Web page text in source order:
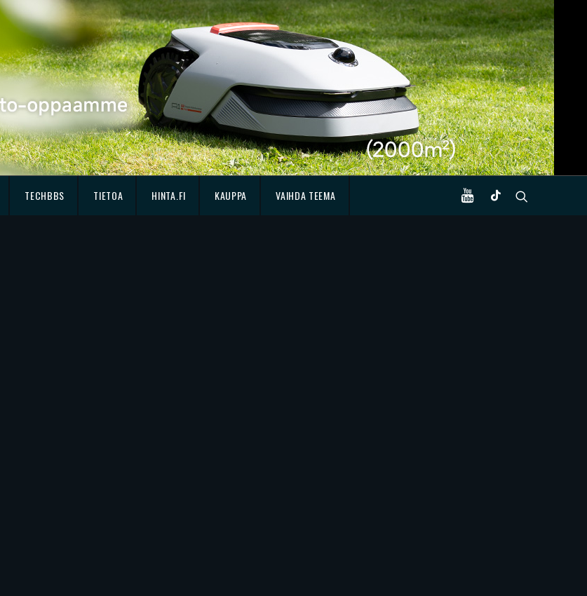
TECHBBS TIETOA HINTA.FI KAUPPA VAIHDA TEEMA